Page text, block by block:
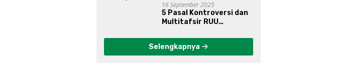
16 September 2025
5 Pasal Kontroversi dan
Multitafsir RUU
Selengkapnya